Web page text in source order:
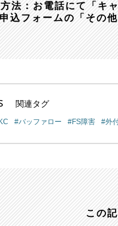
法：お電話にて「キ
申込フォームの「その
関連タグ
バッファロー FS障害 外
この